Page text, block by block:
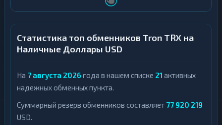
Статистика топ обменников Tron TRX на
Наличные Доллары USD
На 7 августа 2026 года в нашем списке 21 активных
надежных обменных пункта.
Суммарный резерв обменников составляет 77 920 219
USD.